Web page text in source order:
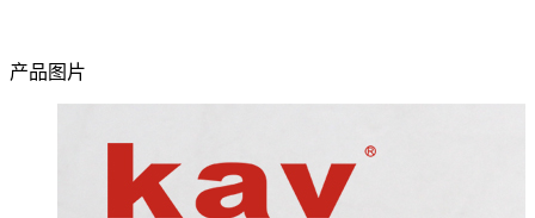
产品图片